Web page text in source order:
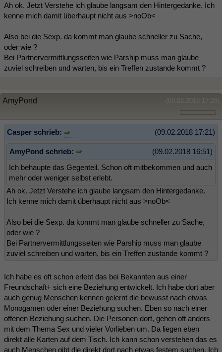
Ah ok. Jetzt Verstehe ich glaube langsam den Hintergedanke. Ich
kenne mich damit überhaupt nicht aus >noOb<
Also bei die Sexp. da kommt man glaube schneller zu Sache,
oder wie ?
Bei Partnervermittlungsseiten wie Parship muss man glaube
zuviel schreiben und warten, bis ein Treffen zustande kommt ?
(09.02.2018 17:28)
AmyPond
(09.02.2018 17:21)
Casper schrieb:
(09.02.2018 16:51)
AmyPond schrieb:
Ich behaupte das Gegenteil. Schon oft mitbekommen und auch
mehr oder weniger selbst erlebt.
Ah ok. Jetzt Verstehe ich glaube langsam den Hintergedanke.
Ich kenne mich damit überhaupt nicht aus >noOb<
Also bei die Sexp. da kommt man glaube schneller zu Sache,
oder wie ?
Bei Partnervermittlungsseiten wie Parship muss man glaube
zuviel schreiben und warten, bis ein Treffen zustande kommt ?
Ich habe es oft schon erlebt das bei Bekannten aus einer
Freundschaft+ sich eine Beziehung entwickelt. Ich habe dort aber
auch genug Menschen kennen gelernt die bewusst nach etwas
Monogamen oder einer Beziehung suchen. Eben so nach einer
offenen Beziehung suchen. Die Personen dort, gehen oft anders
mit dem Thema Sex und vieler Vorlieben um. Da liegen eben
direkt alle Karten auf dem Tisch. Ich kann schon verstehen das es
auch Menschen gibt die direkt dort nach etwas festem suchen. Ich